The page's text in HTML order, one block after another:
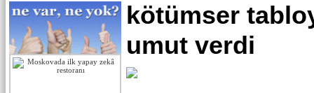
kötümser
umut verdi